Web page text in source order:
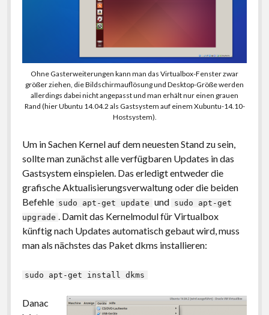
Ohne Gasterweiterungen kann man das Virtualbox-Fenster zwar
größer ziehen, die Bildschirmauflösung und Desktop-Größe werden
allerdings dabei nicht angepasst und man erhält nur einen grauen
Rand (hier Ubuntu 14.04.2 als Gastsystem auf einem Xubuntu-14.10-
Hostsystem).
Um in Sachen Kernel auf dem neuesten Stand zu sein,
sollte man zunächst alle verfügbaren Updates in das
Gastsystem einspielen. Das erledigt entweder die
grafische Aktualisierungsverwaltung oder die beiden
Befehle sudo apt-get update und sudo apt-get
upgrade . Damit das Kernelmodul für Virtualbox
künftig nach Updates automatisch gebaut wird, muss
man als nächstes das Paket dkms installieren:
sudo apt-get install dkms
Danac